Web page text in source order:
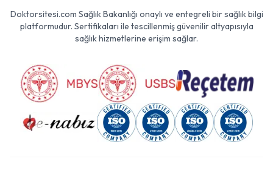
Doktorsitesi.com Sağlık Bakanlığı onaylı ve entegreli bir sağlık bilgi
platformudur. Sertifikaları ile tescillenmiş güvenilir altyapısıyla
sağlık hizmetlerine erişim sağlar.